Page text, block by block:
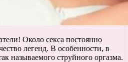
Около секса постоянно
легенд. В особенности, в
называемого струйного оргазма.